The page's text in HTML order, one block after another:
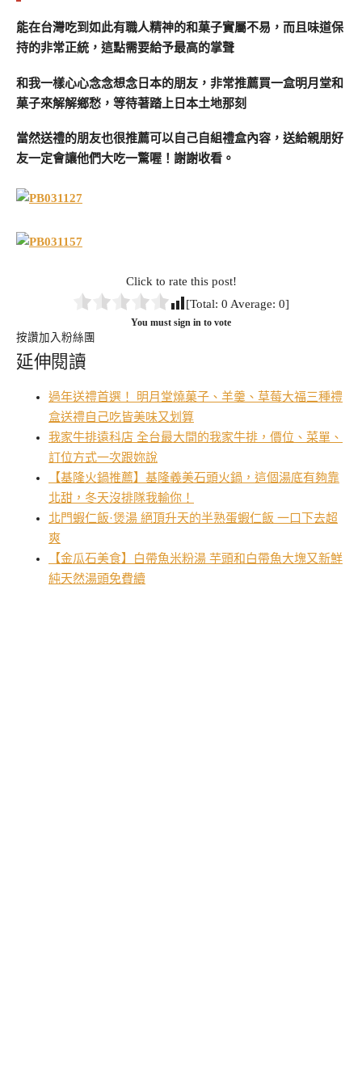
能在台灣吃到如此有職人精神的和菓子實屬不易，而且味道保
持的非常正統，這點需要給予最高的掌聲
和我一樣心心念念想念日本的朋友，非常推薦買一盒明月堂和
菓子來解解鄉愁，等待著踏上日本土地那刻
當然送禮的朋友也很推薦可以自己自組禮盒內容，送給親朋好
友一定會讓他們大吃一驚喔！謝謝收看。
Click to rate this post!
[Total: 0 Average: 0]
You must sign in to vote
按讚加入粉絲團
延伸閱讀
過年送禮首選！ 明月堂燒菓子、羊羹、草莓大福三種禮
盒送禮自己吃皆美味又划算
我家牛排遠科店 全台最大間的我家牛排，價位、菜單、
訂位方式一次跟妳說
【基隆火鍋推薦】基隆義美石頭火鍋，這個湯底有夠靠
北甜，冬天沒排隊我輸你！
北門蝦仁飯·煲湯 絕頂升天的半熟蛋蝦仁飯 一口下去超
爽
【金瓜石美食】白帶魚米粉湯 芋頭和白帶魚大塊又新鮮
純天然湯頭免費續